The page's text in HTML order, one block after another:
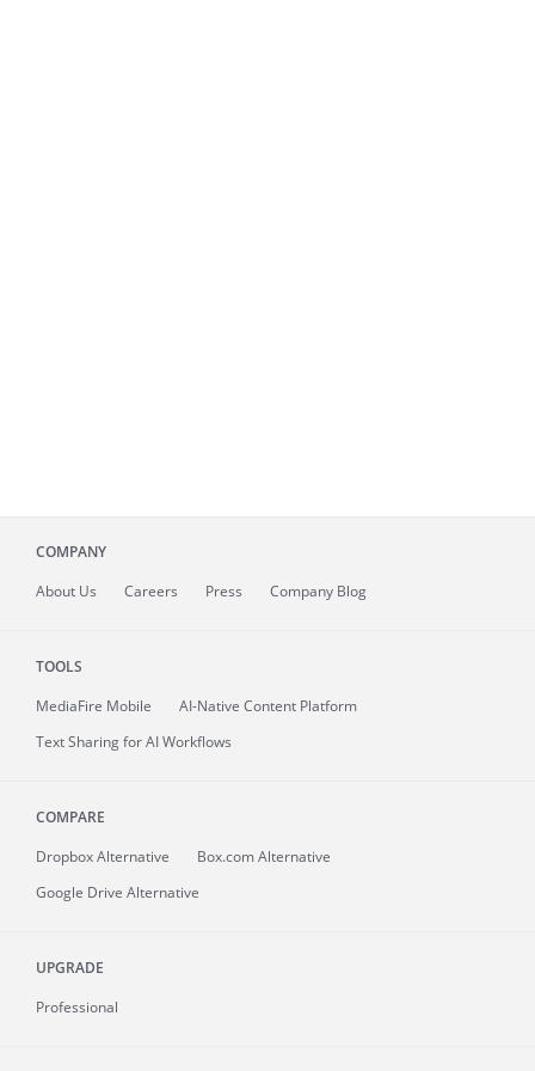
COMPANY
About Us Careers Press Company Blog
TOOLS
MediaFire Mobile
AI-Native Content Platform
Text Sharing for AI Workflows
COMPARE
Dropbox Alternative
Box.com Alternative
Google Drive Alternative
UPGRADE
Professional